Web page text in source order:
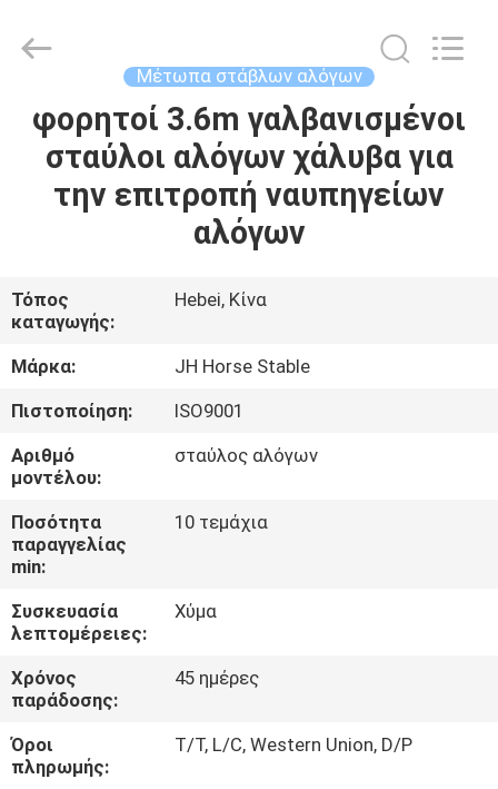
ΣΠΊΤΙ
ΠΡΟΪΌΝΤΑ
ΕΜΕΊΣ
ΓΎΡΟΣ
ΕΡΓΟΣΤΑΣΊΩΝ
ΠΟΙΟΤΙΚΌΣ
ΈΛΕΓΧΟΣ
ΕΛΆΤΕ
ΣΕ
ΕΠΑΦΉ
ΜΕ
products
Reserved.
Μέτωπα στάβλων αλόγων
φορητοί 3.6m γαλβανισμένοι
σταύλοι αλόγων χάλυβα για
την επιτροπή ναυπηγείων
αλόγων
Τόπος
καταγωγής:
Hebei, Κίνα
Μάρκα:
JH Horse Stable
Πιστοποίηση:
ISO9001
Αριθμό
μοντέλου:
σταύλος αλόγων
Ποσότητα
παραγγελίας
min:
10 τεμάχια
Συσκευασία
λεπτομέρειες:
Χύμα
Χρόνος
παράδοσης:
45 ημέρες
Όροι
πληρωμής:
T/T, L/C, Western Union, D/P